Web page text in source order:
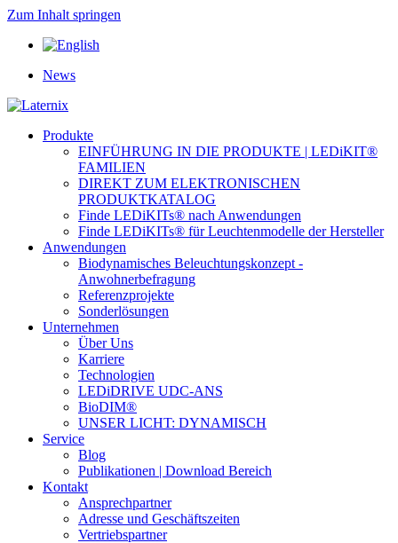
Zum Inhalt springen
News
Produkte
EINFÜHRUNG IN DIE PRODUKTE | LEDiKIT®
FAMILIEN
DIREKT ZUM ELEKTRONISCHEN
PRODUKTKATALOG
Finde LEDiKITs® nach Anwendungen
Finde LEDiKITs® für Leuchtenmodelle der Hersteller
Anwendungen
Biodynamisches Beleuchtungskonzept -
Anwohnerbefragung
Referenzprojekte
Sonderlösungen
Unternehmen
Über Uns
Karriere
Technologien
LEDiDRIVE UDC-ANS
BioDIM®
UNSER LICHT: DYNAMISCH
Service
Blog
Publikationen | Download Bereich
Kontakt
Ansprechpartner
Adresse und Geschäftszeiten
Vertriebspartner